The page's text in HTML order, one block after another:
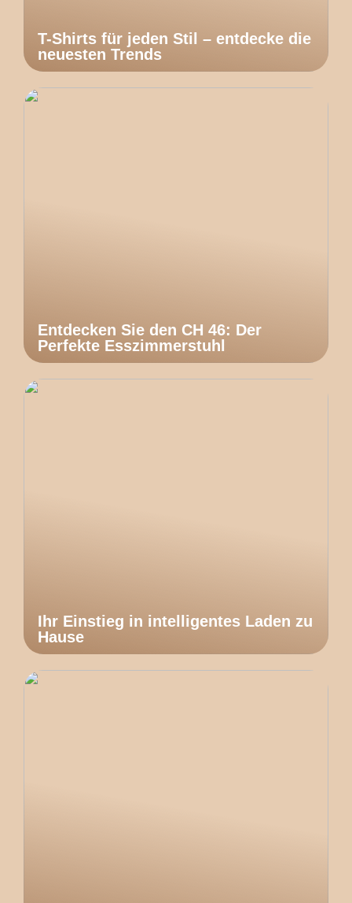
T-Shirts für jeden Stil – entdecke die
neuesten Trends
Entdecken Sie den CH 46: Der
Perfekte Esszimmerstuhl
Ihr Einstieg in intelligentes Laden zu
Hause